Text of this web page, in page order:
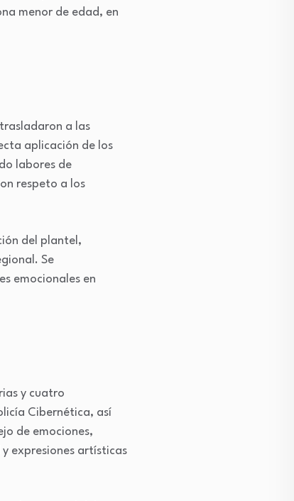
menor de edad, en
a las
aplicación de los
labores de
respeto a los
del plantel,
Se
emocionales en
y cuatro
Cibernética, así
de emociones,
expresiones artísticas